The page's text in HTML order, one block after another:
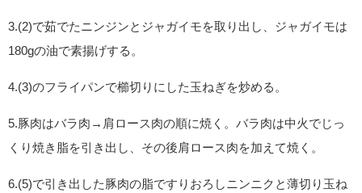
3.(2)で茹でたニンジンとジャガイモを取り出し、ジャガイモは
180gの油で素揚げする。
4.(3)のフライパンで櫛切りにした玉ねぎを炒める。
5.豚肉はバラ肉→肩ロース肉の順に焼く。バラ肉は中火でじっ
くり焼き脂を引き出し、その後肩ロース肉を加えて焼く。
6.(5)で引き出した豚肉の脂ですりおろしニンニクと薄切り玉ね